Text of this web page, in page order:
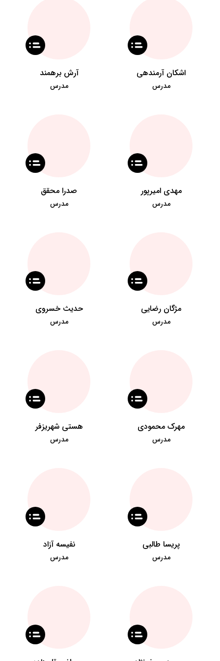
اشکان آرمندهی
مدرس
آرش برهمند
مدرس
مهدی امیرپور
مدرس
صدرا محقق
مدرس
مژگان رضایی
مدرس
حدیث خسروی
مدرس
مهرک محمودی
مدرس
هستی شهریزفر
مدرس
پریسا طالبی
مدرس
نفیسه آزاد
مدرس